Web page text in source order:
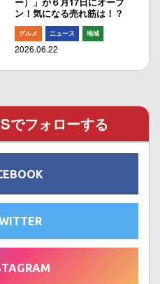
ン！気になる売れ筋は！？
グルメ ニュース 地域
2026.06.22
でフォローする